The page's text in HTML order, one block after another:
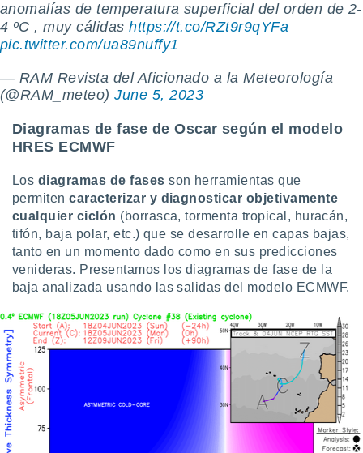
anomalías de temperatura superficial del orden de 2-
4 ºC , muy cálidashttps://t.co/RZt9r9qYFa
pic.twitter.com/ua89nuffy1
— RAM Revista del Aficionado a la Meteorología
(@RAM_meteo)June 5, 2023
Diagramas de fase de Oscar según el modelo
HRES ECMWF
Los diagramas de fases son herramientas que
permitencaracterizar y diagnosticar objetivamente
cualquier ciclón (borrasca, tormenta tropical, huracán,
tifón, baja polar, etc.) que se desarrolle en capas bajas,
tanto en un momento dado como en sus predicciones
venideras. Presentamos los diagramas de fase de la
baja analizada usando las salidas del modelo ECMWF.